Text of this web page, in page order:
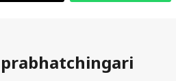
prabhatchingari